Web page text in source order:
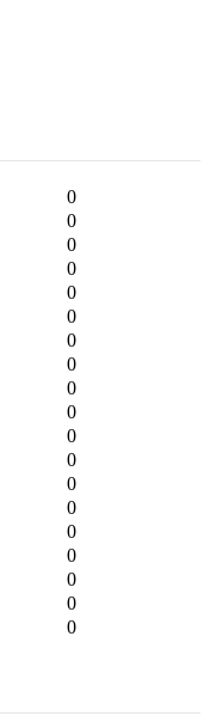
0
0
0
0
0
0
0
0
0
0
0
0
0
0
0
0
0
0
0